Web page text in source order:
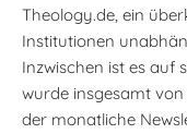
Theology.de, ein
Institutionen
Inzwischen ist es auf
wurde insgesamt von
der monatliche